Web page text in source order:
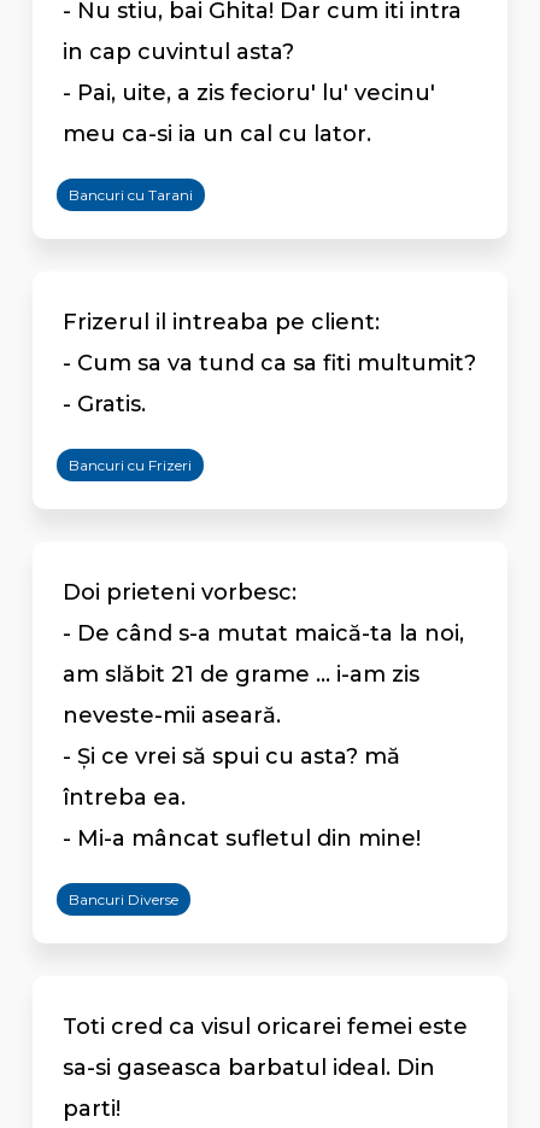
- Nu stiu, bai Ghita! Dar cum iti intra
in cap cuvintul asta?
- Pai, uite, a zis fecioru' lu' vecinu'
meu ca-si ia un cal cu lator.
Bancuri cu Tarani
Frizerul il intreaba pe client:
- Cum sa va tund ca sa fiti multumit?
- Gratis.
Bancuri cu Frizeri
Doi prieteni vorbesc:
- De când s-a mutat maică-ta la noi,
am slăbit 21 de grame ... i-am zis
neveste-mii aseară.
- Și ce vrei să spui cu asta? mă
întreba ea.
- Mi-a mâncat sufletul din mine!
Bancuri Diverse
Toti cred ca visul oricarei femei este
sa-si gaseasca barbatul ideal. Din
parti!